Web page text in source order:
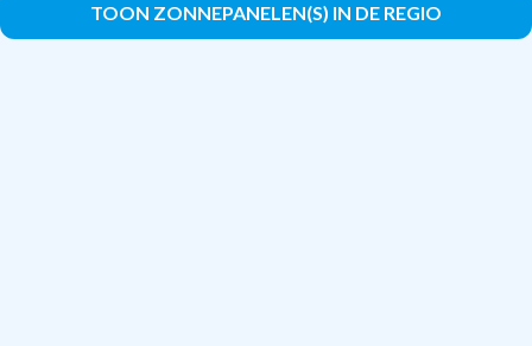
TOON ZONNEPANELEN(S) IN DE REGIO